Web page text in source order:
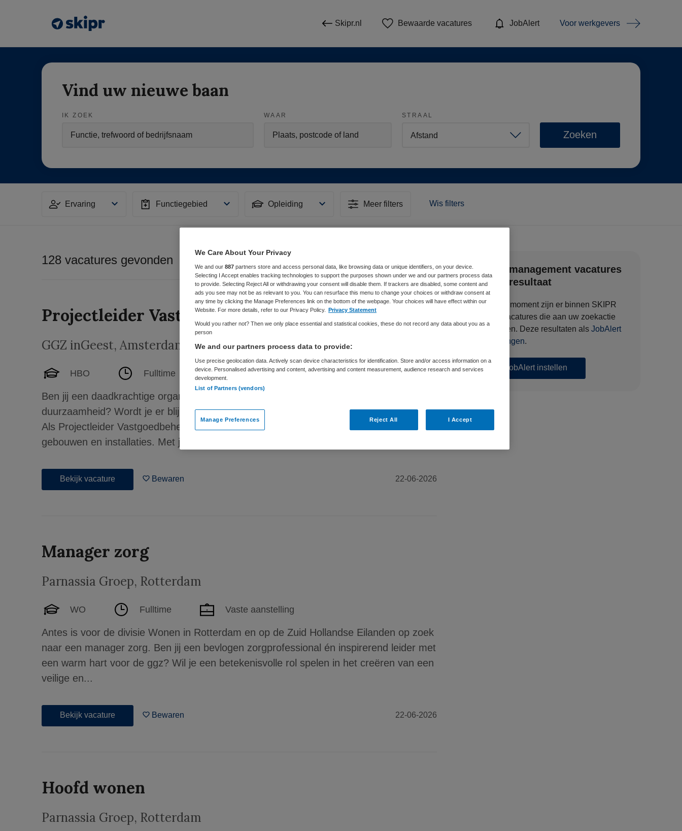
Skipr.nl Bewaarde vacatures JobAlert Voor werkgevers
Vind uw nieuwe baan
IK ZOEK WAAR STRAAL
Zoeken
Ervaring Functiegebied Opleiding Meer filters Wis filters
Zorgmanagement vacatures
zoekresultaat
Op dit moment zijn er binnen SKIPR
128 vacatures die aan uw zoekactie
voldoen. Deze resultaten als JobAlert
ontvangen.
JobAlert instellen
128 vacatures gevonden
Projectleider Vastgoedbeheer
GGZ inGeest,Amsterdam
HBO Fulltime Niet nader bepaald
Ben jij een daadkrachtige organisator met een scherp oog voor vastgoed én
duurzaamheid? Wordt je er blij van dat je de zaken voor de organisatie op orde hebt?
Als Projectleider Vastgoedbeheer bij GGZ inGeest neem jij de regie over onze
gebouwen en installaties. Met jouw...
Bekijk vacature Bewaren 22-06-2026
Manager zorg
Parnassia Groep, Rotterdam
WO Fulltime Vaste aanstelling
Antes is voor de divisie Wonen in Rotterdam en op de Zuid Hollandse Eilanden op zoek
naar een manager zorg. Ben jij een bevlogen zorgprofessional én inspirerend leider met
een warm hart voor de ggz? Wil je een betekenisvolle rol spelen in het creëren van een
veilige en...
Bekijk vacature Bewaren 22-06-2026
Hoofd wonen
Parnassia Groep, Rotterdam
We Care About Your Privacy
We and our 887 partners store and access personal data, like browsing data or unique identifiers, on your device.
Selecting I Accept enables tracking technologies to support the purposes shown under we and our partners process data
to provide. Selecting Reject All or withdrawing your consent will disable them. If trackers are disabled, some content and
ads you see may not be as relevant to you. You can resurface this menu to change your choices or withdraw consent at
any time by clicking the Manage Preferences link on the bottom of the webpage. Your choices will have effect within our
Website. For more details, refer to our Privacy Policy. Privacy Statement
Would you rather not? Then we only place essential and statistical cookies, these do not record any data about you as a
person
We and our partners process data to provide:
Use precise geolocation data. Actively scan device characteristics for identification. Store and/or access information on a
device. Personalised advertising and content, advertising and content measurement, audience research and services
development.
List of Partners (vendors)
Manage Preferences Reject All I Accept